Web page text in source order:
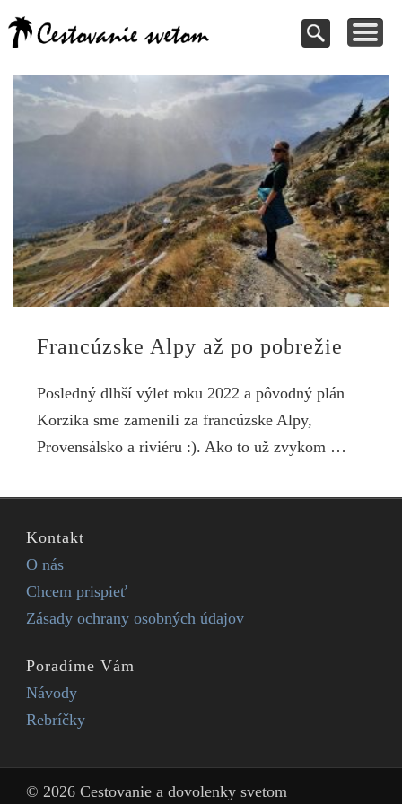
Cestovanie a
dovolenky
svetom
DOVOLENKY Cestujte s nami
VAŠE PRÍSPEVKY Inšpirujte sa
TIPY NA VÝLETY Kde vycestovať
NÁVODY Pomoc pri rezervácii
Francúzske Alpy až po pobrežie
Posledný dlhší výlet roku 2022 a pôvodný plán
Korzika sme zamenili za francúzske Alpy,
Provensálsko a riviéru :). Ako to už zvykom …
Kontakt
O nás
Chcem prispieť
Zásady ochrany osobných údajov
Poradíme Vám
Návody
Rebríčky
© 2026 Cestovanie a dovolenky svetom